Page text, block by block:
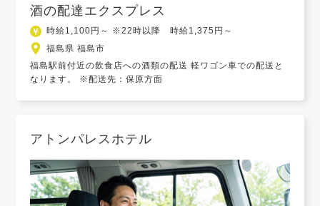
酒の配達エクスプレス
時給1,100円～ ※22時以降 時給1,375円～
福島県 福島市
福島駅前付近の飲食店への酒類の配送 軽ワゴン車での配送と
なります。 ※配送先：保原方面
アトンパレスホテル